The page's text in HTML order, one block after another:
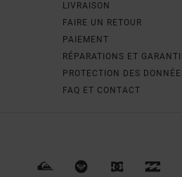
LIVRAISON
FAIRE UN RETOUR
PAIEMENT
RÉPARATIONS ET
PROTECTION DES
FAQ ET CONTACT